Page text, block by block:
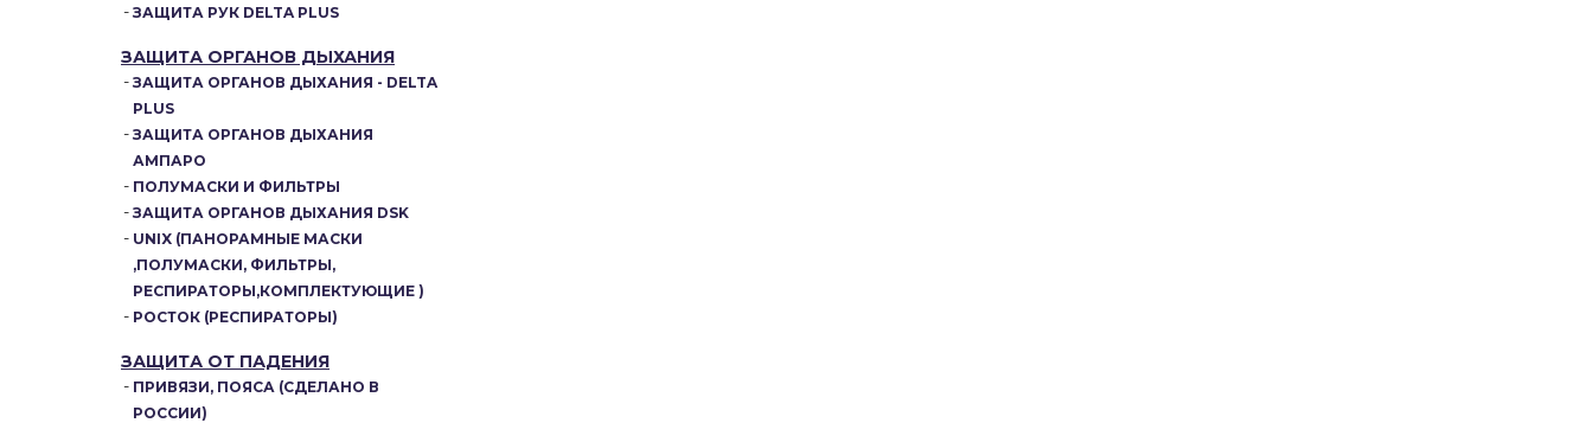
ЗАЩИТА РУК DELTA PLUS
ЗАЩИТА ОРГАНОВ ДЫХАНИЯ
ЗАЩИТА ОРГАНОВ ДЫХАНИЯ - DELTA
PLUS
ЗАЩИТА ОРГАНОВ ДЫХАНИЯ
АМПАРО
ПОЛУМАСКИ И ФИЛЬТРЫ
ЗАЩИТА ОРГАНОВ ДЫХАНИЯ DSK
UNIX (ПАНОРАМНЫЕ МАСКИ
,ПОЛУМАСКИ, ФИЛЬТРЫ,
РЕСПИРАТОРЫ,КОМПЛЕКТУЮЩИЕ )
РОСТОК (РЕСПИРАТОРЫ)
ЗАЩИТА ОТ ПАДЕНИЯ
ПРИВЯЗИ, ПОЯСА (СДЕЛАНО В
РОССИИ)